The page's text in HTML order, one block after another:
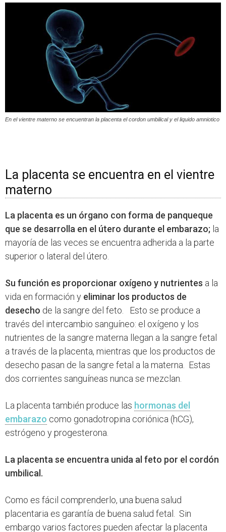
En el vientre materno se encuentran la placenta el cordon umbilical y el liquido amniotico
La placenta se encuentra en el vientre
materno
La placenta es un órgano con forma de panqueque
que se desarrolla en el útero durante el embarazo; la
mayoría de las veces se encuentra adherida a la parte
superior o lateral del útero.
Su función es proporcionar oxígeno y nutrientes a la
vida en formación y eliminar los productos de
desecho de la sangre del feto. Esto se produce a
través del intercambio sanguíneo: el oxígeno y los
nutrientes de la sangre materna llegan a la sangre fetal
a través de la placenta, mientras que los productos de
desecho pasan de la sangre fetal a la materna. Estas
dos corrientes sanguíneas nunca se mezclan.
La placenta también produce las hormonas del
embarazo como gonadotropina coriónica (hCG),
estrógeno y progesterona.
La placenta se encuentra unida al feto por el cordón
umbilical.
Como es fácil comprenderlo, una buena salud
placentaria es garantía de buena salud fetal. Sin
embargo varios factores pueden afectar la placenta